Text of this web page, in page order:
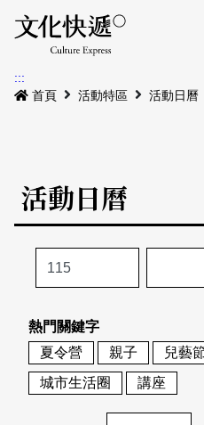
最新公告
本期專題
歷史專題
活動特區
活動列表
地圖搜尋
關於我們
關於我們
刊物索取地點
會員基本資料
刊登活動
網站導覽
日本語
:::
首頁
活動特區 活動日曆
活動日曆
熱門關鍵字
夏令營
親子 兒藝
城市生活圈
講座